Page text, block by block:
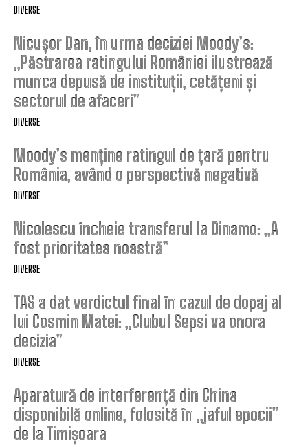
DIVERSE
Nicușor Dan, în urma deciziei Moody’s:
„Păstrarea ratingului României ilustrează
munca depusă de instituții, cetățeni și
sectorul de afaceri”
DIVERSE
Moody’s menține ratingul de țară pentru
România, având o perspectivă negativă
DIVERSE
Nicolescu încheie transferul la Dinamo: „A
fost prioritatea noastră”
DIVERSE
TAS a dat verdictul final în cazul de dopaj al
lui Cosmin Matei: „Clubul Sepsi va onora
decizia”
DIVERSE
Aparatură de interferență din China
disponibilă online, folosită în „jaful epocii”
de la Timișoara